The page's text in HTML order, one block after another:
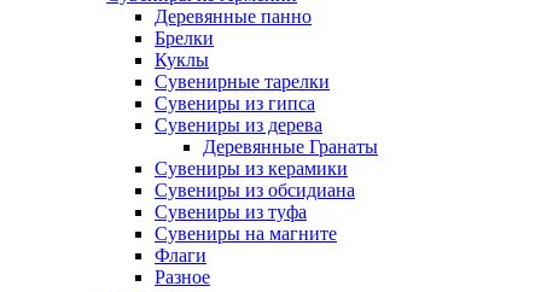
Деревянные панно
Брелки
Куклы
Сувенирные тарелки
Сувениры из гипса
Сувениры из дерева
Деревянные Гранаты
Сувениры из керамики
Сувениры из обсидиана
Сувениры из туфа
Сувениры на магните
Флаги
Разное